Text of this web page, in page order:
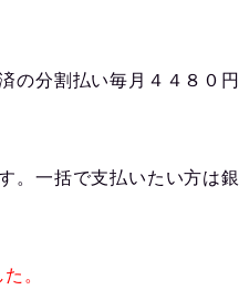
の分割払い毎月４４８０円
。一括で支払いたい方は銀
。